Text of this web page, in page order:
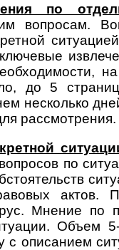
по
вопросам.
до 5
несколько
рассмотрения.
по
актов.
Мнение по
Объем
с описанием